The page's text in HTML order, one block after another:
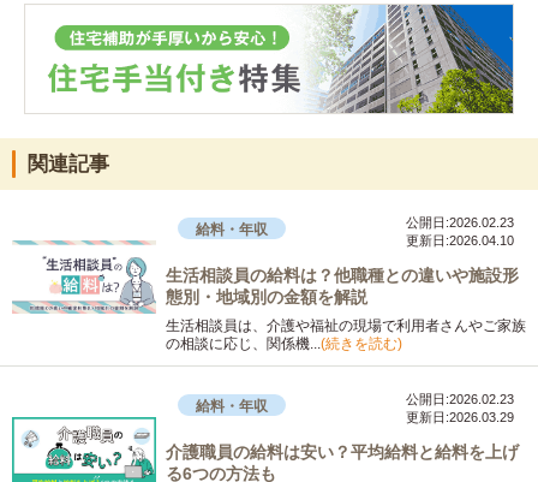
関連記事
給料・年収
公開日:2026.02.23
更新日:2026.04.10
生活相談員の給料は？他職種との違いや施設形
態別・地域別の金額を解説
生活相談員は、介護や福祉の現場で利用者さんやご家族
の相談に応じ、関係機... (続きを読む)
給料・年収
公開日:2026.02.23
更新日:2026.03.29
介護職員の給料は安い？平均給料と給料を上げ
る6つの方法も